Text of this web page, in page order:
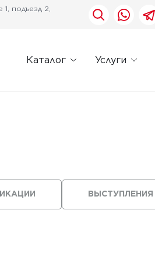
подъезд 2,
Каталог Услуги
ВЫСТУПЛЕНИЯ